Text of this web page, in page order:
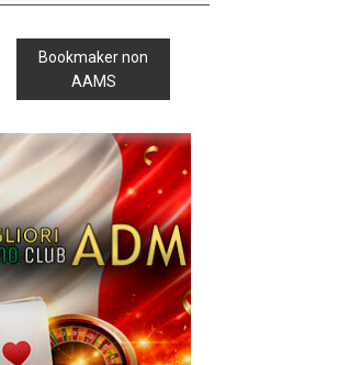
Bookmaker non
AAMS